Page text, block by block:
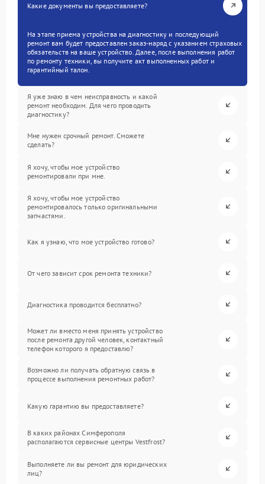
Какие документы вы предоставляете?
На этапе приема устройства на диагностику и последующий
ремонт вам будет предоставлен заказ-наряд с указанием страховых
обязательств на ваше устройство. Далее, после выполнения работ
по ремонту техники, вы получите акт выполненных работ и
гарантийный талон.
Я уже знаю в чем неисправность и какой
ремонт необходим. Для чего проводить
диагностику?
Мне нужен срочный ремонт. Сможете
сделать?
Я хочу, чтобы мое устройство
ремонтировали при мне.
Я хочу, чтобы мое устройство
ремонтировалось только оригинальными
запчастями.
Как я узнаю, что мое устройство готово?
От чего зависит срок ремонта техники?
Диагностика проводится бесплатно?
Может ли вместо меня принять устройство
после ремонта другой человек, контактный
телефон которого я предоставлю?
Возможно ли получать обратную связь в
процессе выполнения ремонтных работ?
Какую гарантию вы предоставляете?
В каких районах Симферополя
располагаются сервисные центры Vestfrost?
Выполняете ли вы ремонт для юридических
лиц?